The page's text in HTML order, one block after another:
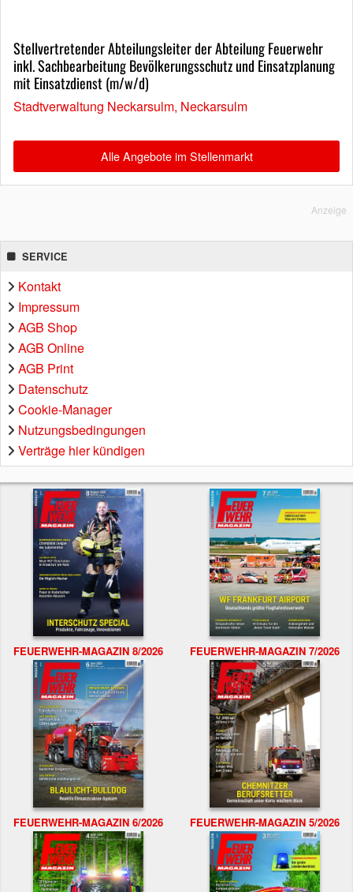
Stellvertretender Abteilungsleiter der Abteilung Feuerwehr
inkl. Sachbearbeitung Bevölkerungsschutz und Einsatzplanung
mit Einsatzdienst (m/w/d)
Stadtverwaltung Neckarsulm, Neckarsulm
Alle Angebote im Stellenmarkt
Anzeige
SERVICE
Kontakt
Impressum
AGB Shop
AGB Online
AGB Print
Datenschutz
Cookie-Manager
Nutzungsbedingungen
Verträge hier kündigen
FEUERWEHR-MAGAZIN 8/2026 FEUERWEHR-MAGAZIN 7/2026
FEUERWEHR-MAGAZIN 6/2026 FEUERWEHR-MAGAZIN 5/2026